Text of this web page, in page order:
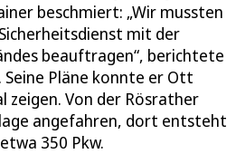
beschmiert: „Wir mussten
mit der
beauftragen“, berichtete
Pläne konnte er Ott
zeigen. Von der Rösrather
angefahren, dort entsteht
350 Pkw.